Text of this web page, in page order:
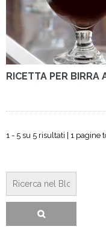
RICETTA PER BIRRA
1 - 5 su 5 risultati | 1 pagine